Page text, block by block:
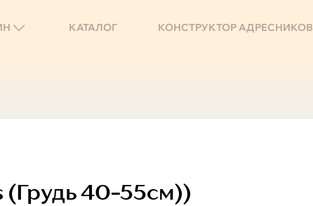
КАТАЛОГ КОНСТРУКТОР АДРЕСНИКОВ
40-55см))